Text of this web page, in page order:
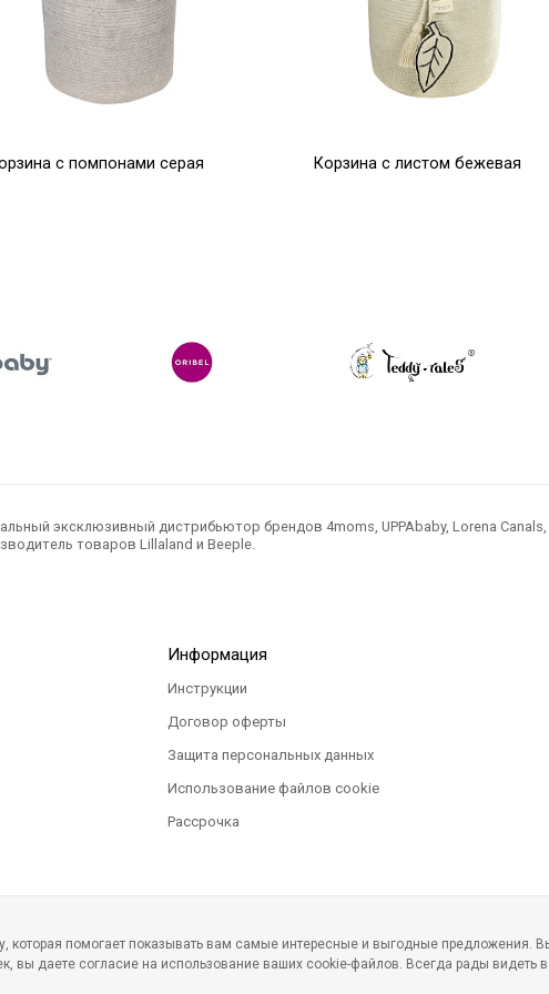
с помпонами серая
Корзина с листом бежевая
эксклюзивный дистрибьютор брендов 4moms, UPPAbaby, Lorena
товаров Lillaland и Beeple.
Информация
Инструкции
Договор оферты
Защита персональных данных
Использование файлов cookie
Рассрочка
детских товаров www.infania.ru.
которая помогает показывать вам самые интересные и выгодные предложения.
вы даете согласие на использование ваших cookie-файлов. Всегда рады видеть